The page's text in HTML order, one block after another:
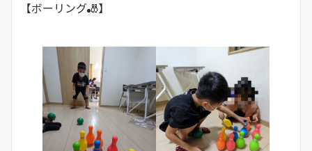
【ボーリング🎳】